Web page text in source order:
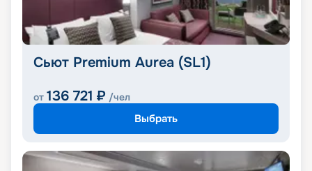
Сьют Premium Aurea (SL1)
от 136 721 ₽ /чел
Выбрать